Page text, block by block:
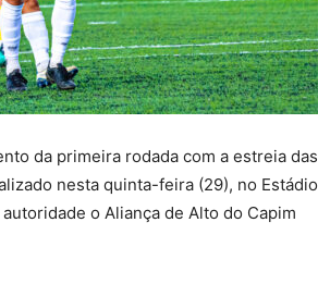
da primeira rodada com a estreia das
nesta quinta-feira (29), no Estádio
o Aliança de Alto do Capim